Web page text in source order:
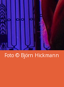
Foto © Björn Hickmann